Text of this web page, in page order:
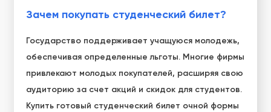
Зачем покупать студенческий билет?
Государство поддерживает учащуюся молодежь,
обеспечивая определенные льготы. Многие фирмы
привлекают молодых покупателей, расширяя свою
аудиторию за счет акций и скидок для студентов.
Купить готовый студенческий билет очной формы